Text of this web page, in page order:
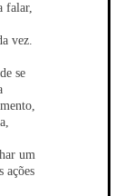
falar,
vez.
se
um
ações